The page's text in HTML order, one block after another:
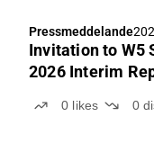
Pressmeddelande
Invitation to W5
2026 Interim
0 likes 0